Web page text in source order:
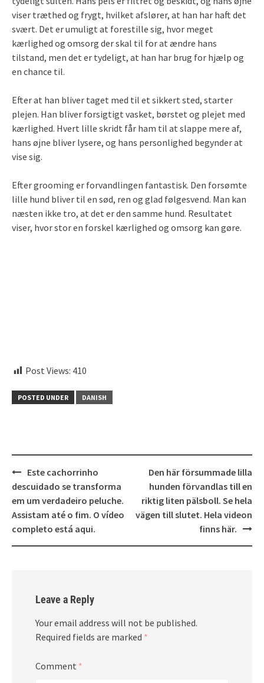
viser træthed og frygt, hvilket afslører, at han har haft det
svært. Det er umuligt at forestille sig, hvor meget
kærlighed og omsorg der skal til for at ændre hans
tilstand, men det er tydeligt, at han har brug for hjælp og
en chance til.
Efter at han bliver taget med til et sikkert sted, starter
plejen. Han bliver forsigtigt vasket, børstet og plejet med
kærlighed. Hvert lille skridt får ham til at slappe mere af,
hans øjne bliver lysere, og hans personlighed begynder at
vise sig.
Efter grooming er forvandlingen fantastisk. Den forsømte
lille hund bliver til en sød, ren og glad følgesvend. Man kan
næsten ikke tro, at det er den samme hund. Resultatet
viser, hvor stor en forskel kærlighed og omsorg kan gøre.
Post Views: 410
POSTED UNDER DANISH
Post
navigation
Este cachorrinho
descuidado se transforma
em um verdadeiro peluche.
Assistam até o fim. O vídeo
completo está aqui.
Den här försummade lilla
hunden förvandlas till en
riktig liten pälsboll. Se hela
vägen till slutet. Hela videon
finns här.
Leave a Reply
Your email address will not be published.
Required fields are marked *
Comment *